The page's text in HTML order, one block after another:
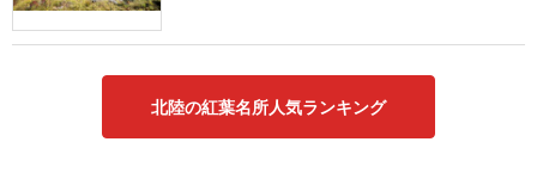
北陸の紅葉名所人気ランキング